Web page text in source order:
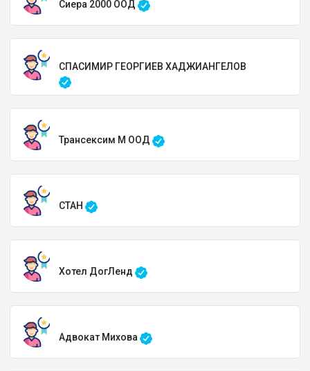
Сиера 2000 ООД
СПАСИМИР ГЕОРГИЕВ ХАДЖИАНГЕЛОВ
Трансексим М ООД
СТАН
Хотел ДогЛенд
Адвокат Михова